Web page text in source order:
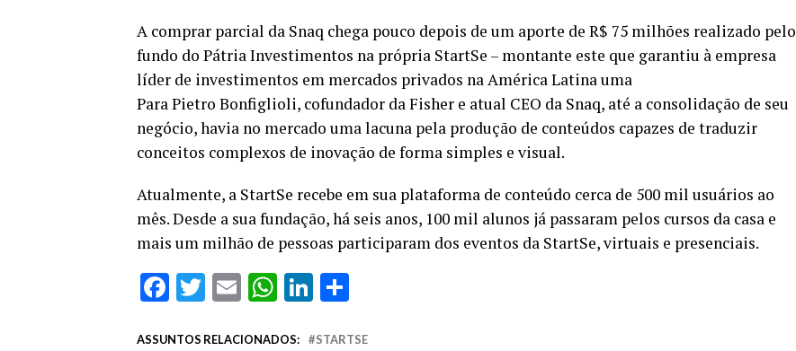
A comprar parcial da Snaq chega pouco depois de um aporte de R$ 75 milhões realizado pelo
fundo do Pátria Investimentos na própria StartSe – montante este que garantiu à empresa
líder de investimentos em mercados privados na América Latina uma
Para Pietro Bonfiglioli, cofundador da Fisher e atual CEO da Snaq, até a consolidação de seu
negócio, havia no mercado uma lacuna pela produção de conteúdos capazes de traduzir
conceitos complexos de inovação de forma simples e visual.
Atualmente, a StartSe recebe em sua plataforma de conteúdo cerca de 500 mil usuários ao
mês. Desde a sua fundação, há seis anos, 100 mil alunos já passaram pelos cursos da casa e
mais um milhão de pessoas participaram dos eventos da StartSe, virtuais e presenciais.
Facebook
Twitter
EmailWhatsApp
LinkedIn
ASSUNTOS RELACIONADOS: STARTSE